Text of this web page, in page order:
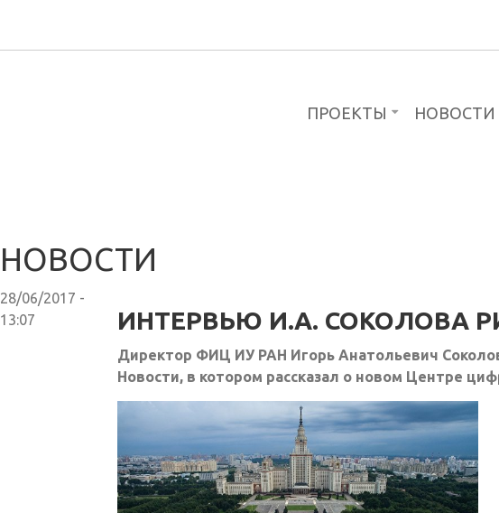
ПРОЕКТЫ НОВОСТИ
НОВОСТИ
28/06/2017 -
13:07
ИНТЕРВЬЮ И.А. СОКОЛОВА
Директор ФИЦ ИУ РАН Игорь Анатольевич
Новости, в котором рассказал о новом Центре